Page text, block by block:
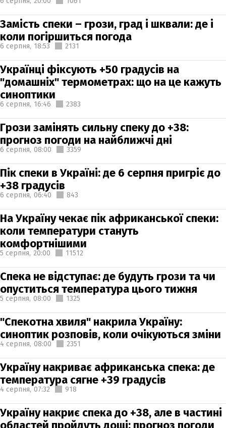
Замість спеки – грози, град і шквали: де і
коли погіршиться погода
6 серпня, 18:53 2131
Українці фіксують +50 градусів на
"домашніх" термометрах: що на це кажуть
синоптики
6 серпня, 16:46 2383
Грози замінять сильну спеку до +38:
прогноз погоди на найближчі дні
6 серпня, 08:00 3359
Пік спеки в Україні: де 6 серпня пригріє до
+38 градусів
6 серпня, 06:40 843
На Україну чекає пік африканської спеки:
коли температури стануть
комфортнішими
5 серпня, 20:00 11512
Спека не відступає: де будуть грози та чи
опуститься температура цього тижня
5 серпня, 08:00 1325
"Спекотна хвиля" накрила Україну:
синоптик розповів, коли очікуються зміни
4 серпня, 08:00 2351
Україну накриває африканська спека: де
температура сягне +39 градусів
4 серпня, 07:32 918
Україну накриє спека до +38, але в частині
областей пройдуть дощі: прогноз погоди